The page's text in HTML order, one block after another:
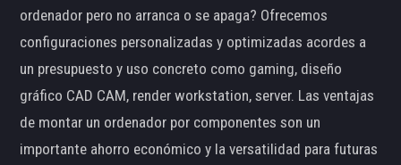
ordenador pero no arranca o se apaga? Ofrecemos
configuraciones personalizadas y optimizadas acordes a
un presupuesto y uso concreto como gaming, diseño
gráfico CAD CAM, render workstation, server. Las ventajas
de montar un ordenador por componentes son un
importante ahorro económico y la versatilidad para futuras